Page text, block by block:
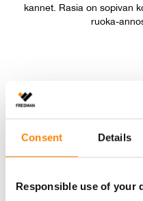
Consent Details
Responsible use of your
kannet. Rasia on sopivan
ruoka-
Fredman